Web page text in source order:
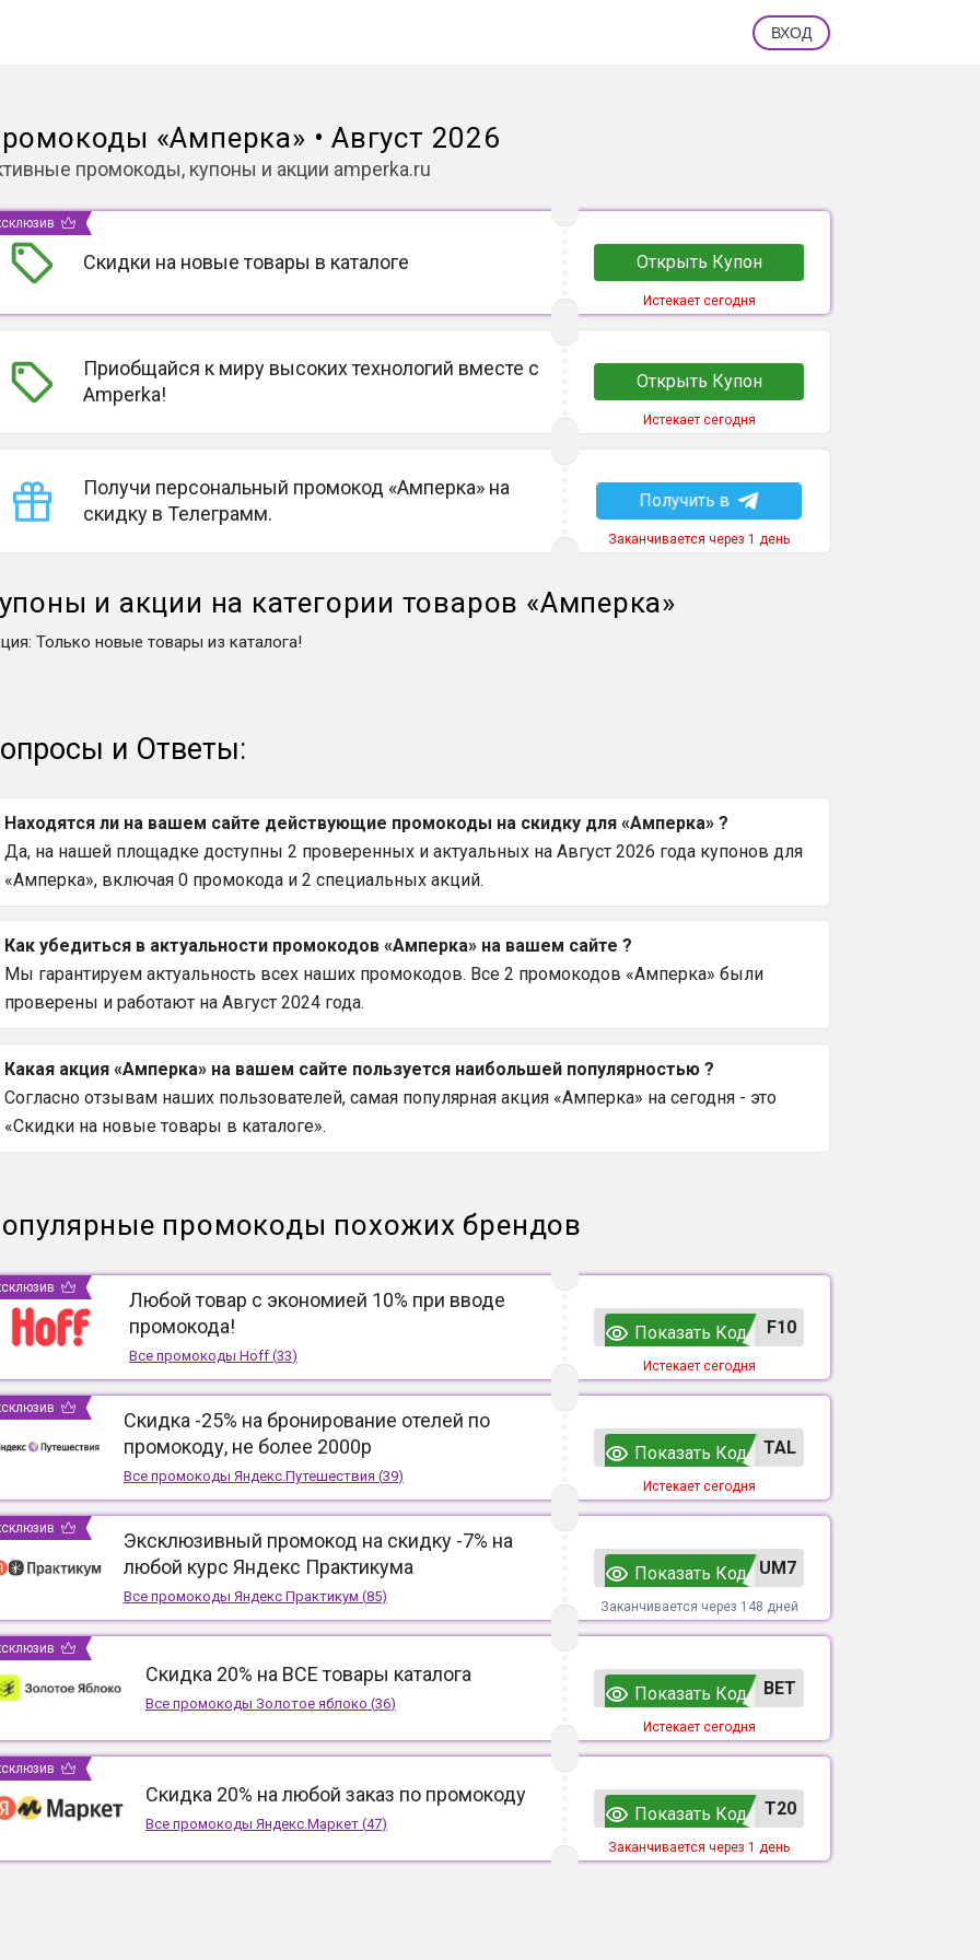
ВХОД
«Амперка» •Август 2026
промокоды, купоны и акции amperka.ru
Скидки на новые товары в каталоге Открыть Купон
Истекает сегодня
Приобщайся к миру высоких технологий вместе с
Amperka!
Открыть Купон
Истекает сегодня
Получи персональный промокод «Амперка» на
скидку в Телеграмм.
Получить в
Заканчивается через 1 день
и акции на категории товаров «Амперка»
: Только новые товары из каталога!
и Ответы:
Находятся ли на вашем сайте действующие промокоды на скидку для «Амперка» ?
Да, на нашей площадке доступны 2 проверенных и актуальных на Август 2026 года купонов для
«Амперка», включая 0 промокода и 2 специальных акций.
Как убедиться в актуальности промокодов «Амперка» на вашем сайте ?
Мы гарантируем актуальность всех наших промокодов. Все 2 промокодов «Амперка» были
проверены и работают на Август 2024 года.
Какая акция «Амперка» на вашем сайте пользуется наибольшей популярностью ?
Согласно отзывам наших пользователей, самая популярная акция «Амперка» на сегодня - это
«Скидки на новые товары в каталоге».
промокоды похожих брендов
Любой товар с экономией 10% при вводе
промокода!
Все промокодыHoff (33)
F10
Показать Код
Истекает сегодня
Скидка -25% на бронирование отелей по
промокоду, не более 2000р
Все промокоды Яндекс.Путешествия (39)
TAL
Показать Код
Истекает сегодня
Эксклюзивный промокод на скидку -7% на
любой курс Яндекс Практикума
Все промокоды Яндекс Практикум (85)
UM7
Показать Код
Заканчивается через 148 дней
Скидка 20% на ВСЕ товары каталога
Все промокоды Золотое яблоко (36)
ВЕТ
Показать Код
Истекает сегодня
Скидка 20% на любой заказ по промокоду
Все промокоды Яндекс.Маркет(47)
T20
Показать Код
Заканчивается через 1 день